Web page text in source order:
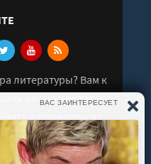
литературы? Вам к
как новые так и
и поделиться с
аудиокнигами!